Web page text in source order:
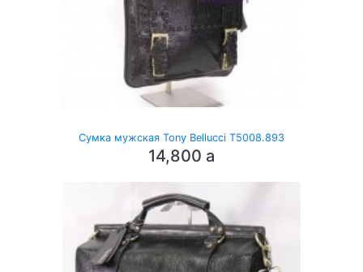
Сумка мужская Tony Bellucci T5008.893
14,800 a